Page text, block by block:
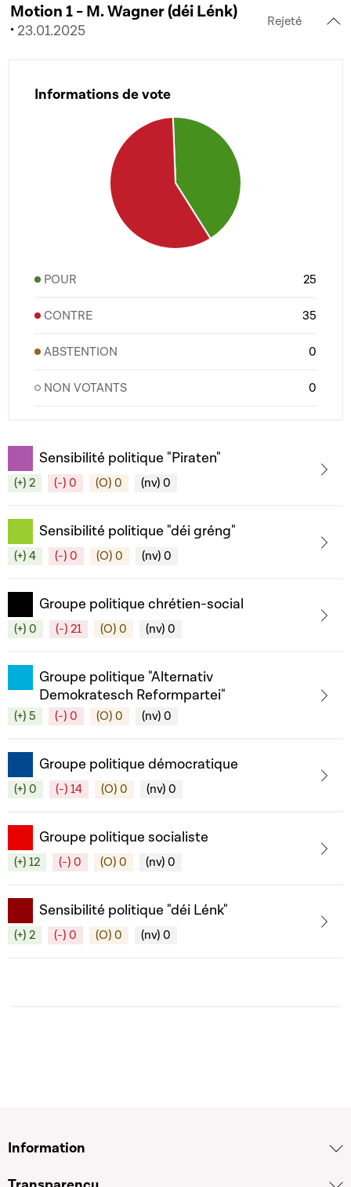
Motion 1 - M. Wagner (déi Lénk)
· 23.01.2025
Rejeté
Informations de vote
POUR 25
CONTRE 35
ABSTENTION 0
NON VOTANTS 0
Sensibilité politique "Piraten"
(+) 2 (-) 0 (O) 0 (nv) 0
Sensibilité politique "déi gréng"
(+) 4 (-) 0 (O) 0 (nv) 0
Groupe politique chrétien-social
(+) 0 (-) 21 (O) 0 (nv) 0
Groupe politique "Alternativ
Demokratesch Reformpartei"
(+) 5 (-) 0 (O) 0 (nv) 0
Groupe politique démocratique
(+) 0 (-) 14 (O) 0 (nv) 0
Groupe politique socialiste
(+) 12 (-) 0 (O) 0 (nv) 0
Sensibilité politique "déi Lénk"
(+) 2 (-) 0 (O) 0 (nv) 0
Information